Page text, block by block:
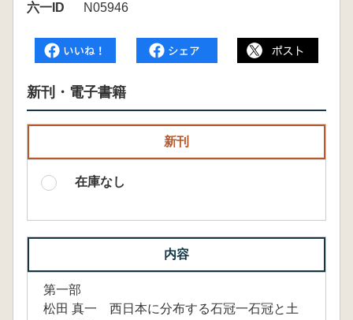
六一ID
N05946
新刊・電子書籍
新刊
在庫なし
内容
第一部
松田 真一 西日本に分布する石冠一石冠と土